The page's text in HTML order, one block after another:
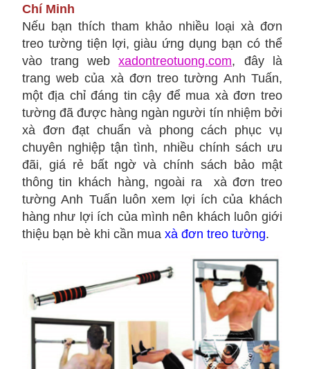
Chí Minh
Nếu bạn thích tham khảo nhiều loại xà đơn
treo tường tiện lợi, giàu ứng dụng bạn có thể
vào trang webxadontreotuong.com, đây là
trang web của xà đơn treo tường Anh Tuấn,
một địa chỉ đáng tin cậy để mua xà đơn treo
tường đã được hàng ngàn người tín nhiệm bởi
xà đơn đạt chuẩn và phong cách phục vụ
chuyên nghiệp tận tình, nhiều chính sách ưu
đãi, giá rẻ bất ngờ và chính sách bảo mật
thông tin khách hàng, ngoài ra xà đơn treo
tường Anh Tuấn luôn xem lợi ích của khách
hàng như lợi ích của mình nên khách luôn giới
thiệu bạn bè khi cần mua xà đơn treo tường.